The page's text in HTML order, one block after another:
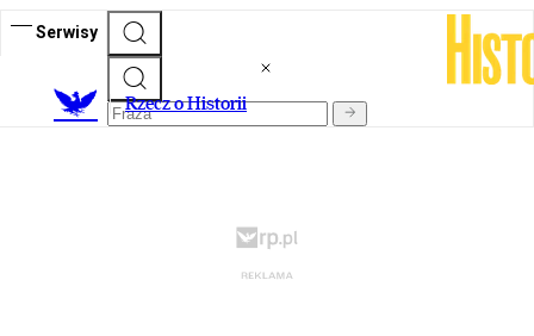
Serwisy
Rzecz o Historii